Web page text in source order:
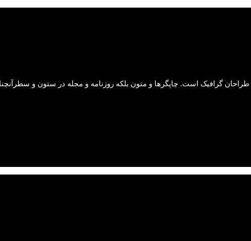
گرافیک است. چاپگرها و متون بلکه روزنامه و مجله در ستون و